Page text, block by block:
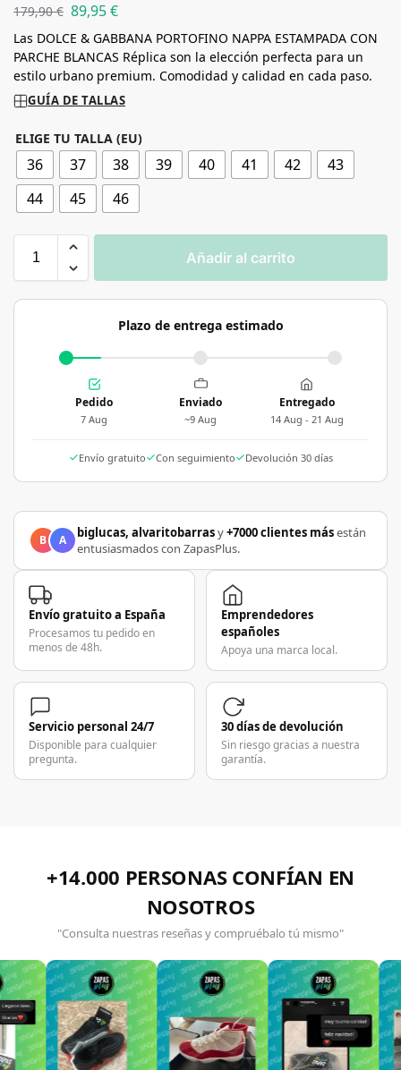
179,90€ 89,95€
Las DOLCE & GABBANA PORTOFINO NAPPA ESTAMPADA CON
PARCHE BLANCAS Réplica son la elección perfecta para un
estilo urbano premium. Comodidad y calidad en cada paso.
GUÍA DE TALLAS
ELIGE TU TALLA (EU)
36 37 38 39 40 41 42
43
44
45 46
Añadir al carrito
Plazo de entrega estimado
Pedido
7 Aug
Enviado
~9 Aug
Entregado
14 Aug - 21 Aug
Envío gratuito Con seguimiento Devolución 30 días
B A biglucas, alvaritobarrasy+7000 clientes másestán
entusiasmados con ZapasPlus.
Envío gratuito a España
Procesamos tu pedido en
menos de 48h.
Emprendedores
españoles
Apoya una marca local.
Servicio personal 24/7
Disponible para cualquier
pregunta.
30 días de devolución
Sin riesgo gracias a nuestra
garantía.
+14.000 PERSONAS CONFÍAN EN
NOSOTROS
"Consulta nuestras reseñas y compruébalo tú mismo"